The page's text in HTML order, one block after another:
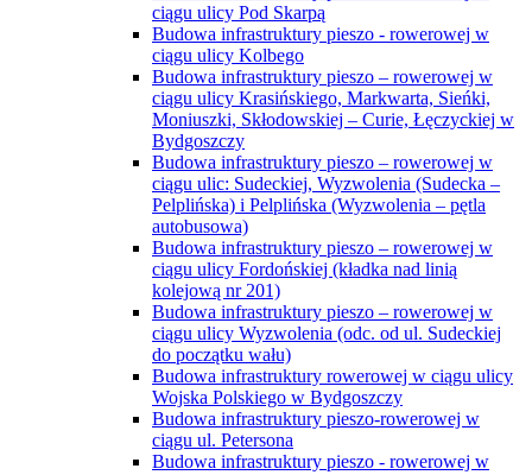
ciągu ulicy Pod Skarpą
Budowa infrastruktury pieszo - rowerowej w
ciągu ulicy Kolbego
Budowa infrastruktury pieszo – rowerowej w
ciągu ulicy Krasińskiego, Markwarta, Sieńki,
Moniuszki, Skłodowskiej – Curie, Łęczyckiej w
Bydgoszczy
Budowa infrastruktury pieszo – rowerowej w
ciągu ulic: Sudeckiej, Wyzwolenia (Sudecka –
Pelplińska) i Pelplińska (Wyzwolenia – pętla
autobusowa)
Budowa infrastruktury pieszo – rowerowej w
ciągu ulicy Fordońskiej (kładka nad linią
kolejową nr 201)
Budowa infrastruktury pieszo – rowerowej w
ciągu ulicy Wyzwolenia (odc. od ul. Sudeckiej
do początku wału)
Budowa infrastruktury rowerowej w ciągu ulicy
Wojska Polskiego w Bydgoszczy
Budowa infrastruktury pieszo-rowerowej w
ciągu ul. Petersona
Budowa infrastruktury pieszo - rowerowej w